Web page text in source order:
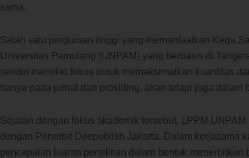
sama.
Salah satu perguruan tinggi yang memanfaatkan Kerja
Universitas Pamulang (UNPAM) yang berbasis di
sendiri memiliki fokus untuk memaksimalkan kuantitas
hanya pada jurnal dan prosiding, akan tetapi juga dalam
Sejalan dengan fokus akademik tersebut, LPPM
dengan Penerbit Deepublish Jakarta. Dalam kerjasama
pencapaian luaran penelitian dalam bentuk menerbitkan